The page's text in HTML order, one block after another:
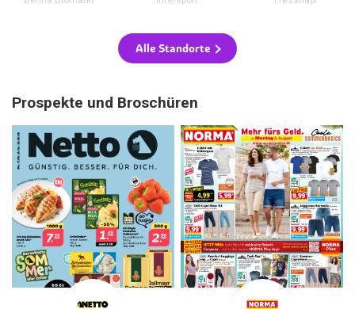
Alle Standorte
Prospekte und Broschüren